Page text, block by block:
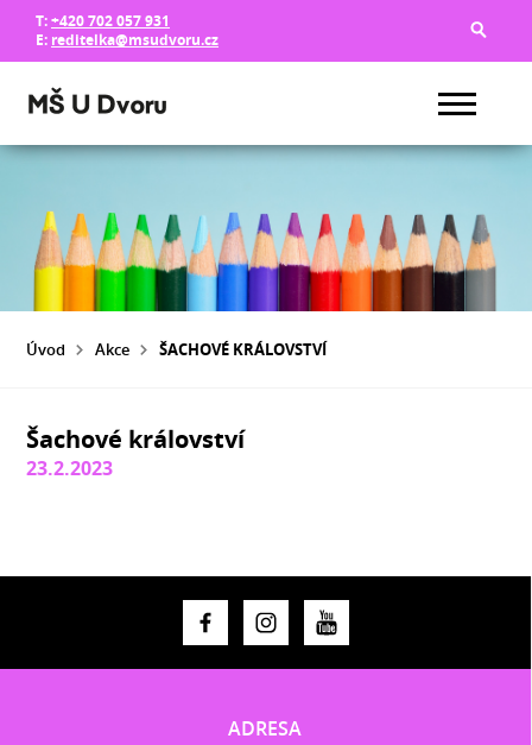
T:+420 702 057 931
E: reditelka@msudvoru.cz
Úvod Akce ŠACHOVÉ KRÁLOVSTVÍ
Šachové království
23.2.2023
ADRESA